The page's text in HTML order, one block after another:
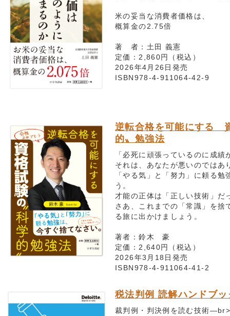
米の妥当な消費者価格は、
概算金の2.75倍
著 者：土田 義憲
定価：2,860円（税込）
2026年4月26日発売
ISBN978-4-911064-42-9
逆転合格を可能にする
的〟勉強法
「必死に頑張っているのに成績
それは、あなたが悪いのではあ
「やる気」と「努力」に頼る
う。
才能の正体は「正しい技術」だ
さあ、これまでの「常識」を捨
る旅に出かけましょう。
著者：鈴木 豪
定価：2,640円（税込）
2026年3月18日発売
ISBN978-4-911064-41-2
税法判例 読解ハンドブッ
裁判例・判決例を読む技術